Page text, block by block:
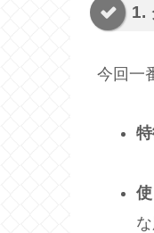
1.
今回一